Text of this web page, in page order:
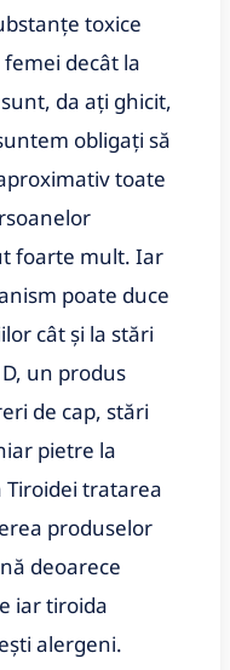
toxice
decât la
da ați ghicit,
obligați să
toate
foarte mult. Iar
poate duce
cât și la stări
un produs
de cap, stări
pietre la
tratarea
produselor
deoarece
iar tiroida
alergeni.